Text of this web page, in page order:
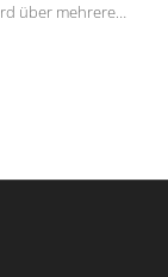
über mehrere…